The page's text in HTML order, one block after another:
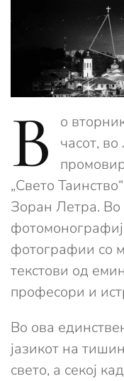
В
о
часот,
„Свето
Зоран Летра. Во
фотографии со
текстови од
професори и
Во ова
јазикот на
свето, а секој